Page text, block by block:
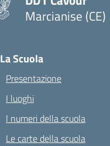
Marcianise (CE)
La Scuola
Presentazione
I luoghi
I numeri della scuola
Le carte della scuola